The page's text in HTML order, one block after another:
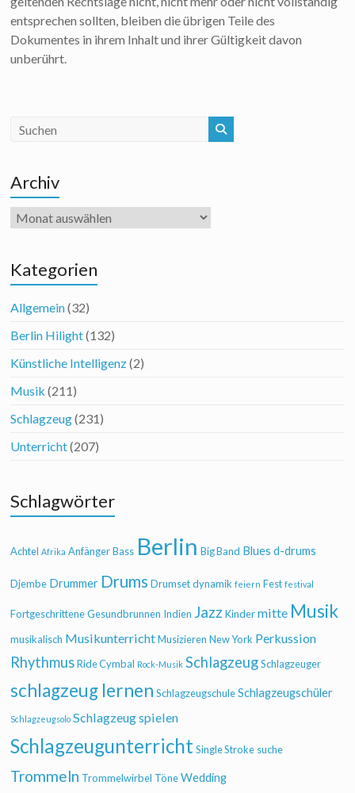
entsprechen sollten, bleiben die übrigen Teile des
Dokumentes in ihrem Inhalt und ihrer Gültigkeit davon
unberührt.
Archiv
Archiv
Kategorien
Allgemein(32)
Berlin Hilight(132)
Künstliche Intelligenz(2)
Musik (211)
Schlagzeug(231)
Unterricht(207)
Schlagwörter
Achtel Afrika Anfänger Bass Berlin Big Band Blues d-drums
Djembe Drummer Drums Drumset dynamik feiern Fest festival
Fortgeschrittene Gesundbrunnen Indien Jazz Kinder mitte Musik
musikalisch Musikunterricht Musizieren New York Perkussion
Rhythmus Ride Cymbal Rock-Musik Schlagzeug Schlagzeuger
schlagzeug lernen Schlagzeugschule Schlagzeugschüler
Schlagzeugsolo Schlagzeug spielen
Schlagzeugunterricht Single Stroke suche
Trommeln Trommelwirbel Töne Wedding